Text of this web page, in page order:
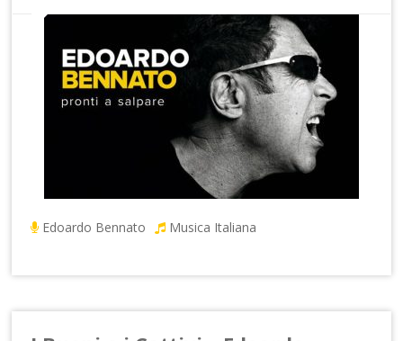
Edoardo Bennato Musica Italiana